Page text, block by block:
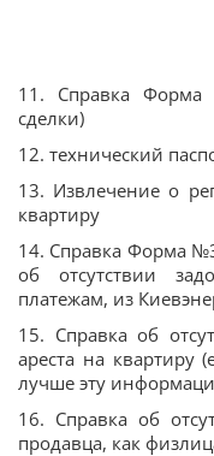
11. Справка
сделки)
12. технический
13. Извлечение о
квартиру
14. Справка Форма
об отсутствии
платежам, из
15. Справка об
ареста на квартиру
лучше эту
16. Справка об
продавца, как